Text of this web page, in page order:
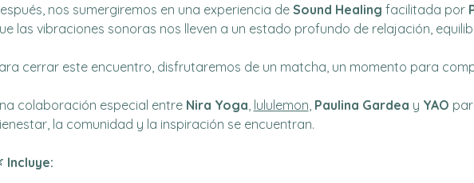
nos sumergiremos en una experiencia de Sound Healing facilitada por
las vibraciones sonoras nos lleven a un estado profundo de relajación,
cerrar este encuentro, disfrutaremos de un matcha, un momento para
colaboración especial entre Nira Yoga lululemon Paulina Gardea y YAO
la comunidad y la inspiración se encuentran.
Incluye: